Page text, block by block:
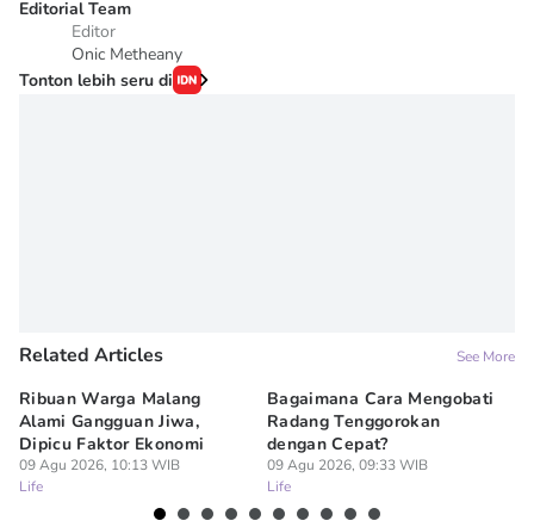
Editorial Team
Editor
Onic Metheany
Tonton lebih seru di
Related Articles See More
Ribuan Warga Malang
Alami Gangguan Jiwa,
Dipicu Faktor Ekonomi
09 Agu 2026, 10:13 WIB
Life
Bagaimana Cara Mengobati
Radang Tenggorokan
dengan Cepat?
09 Agu 2026, 09:33 WIB
Life